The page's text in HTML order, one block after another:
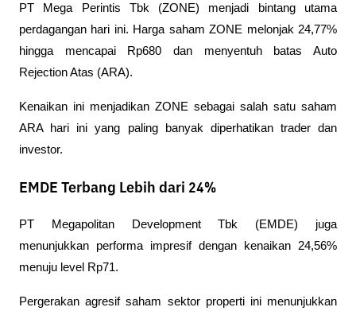
PT Mega Perintis Tbk (ZONE) menjadi bintang utama
perdagangan hari ini. Harga saham ZONE melonjak 24,77%
hingga mencapai Rp680 dan menyentuh batas Auto
Rejection Atas (ARA).
Kenaikan ini menjadikan ZONE sebagai salah satu saham
ARA hari ini yang paling banyak diperhatikan trader dan
investor.
EMDE Terbang Lebih dari 24%
PT Megapolitan Development Tbk (EMDE) juga
menunjukkan performa impresif dengan kenaikan 24,56%
menuju level Rp71.
Pergerakan agresif saham sektor properti ini menunjukkan